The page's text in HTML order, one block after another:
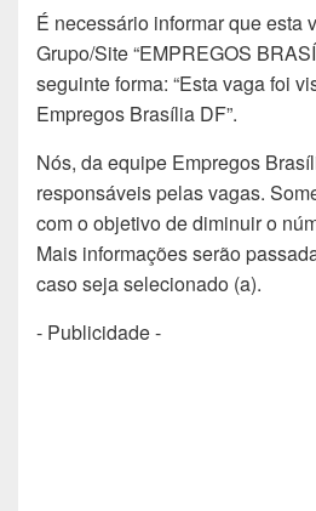
É necessário informar que esta
Grupo/Site “EMPREGOS
seguinte forma: “Esta vaga foi
Empregos Brasília DF”.
Nós, da equipe Empregos
responsáveis pelas vagas.
com o objetivo de diminuir o
Mais informações serão
caso seja selecionado (a).
- Publicidade -